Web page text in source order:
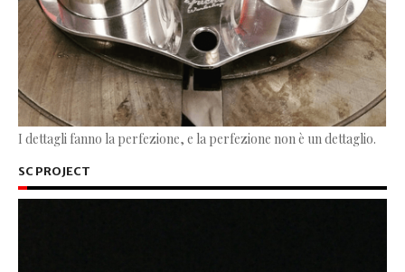
I dettagli fanno la perfezione, e la perfezione non è un dettaglio.
SC PROJECT